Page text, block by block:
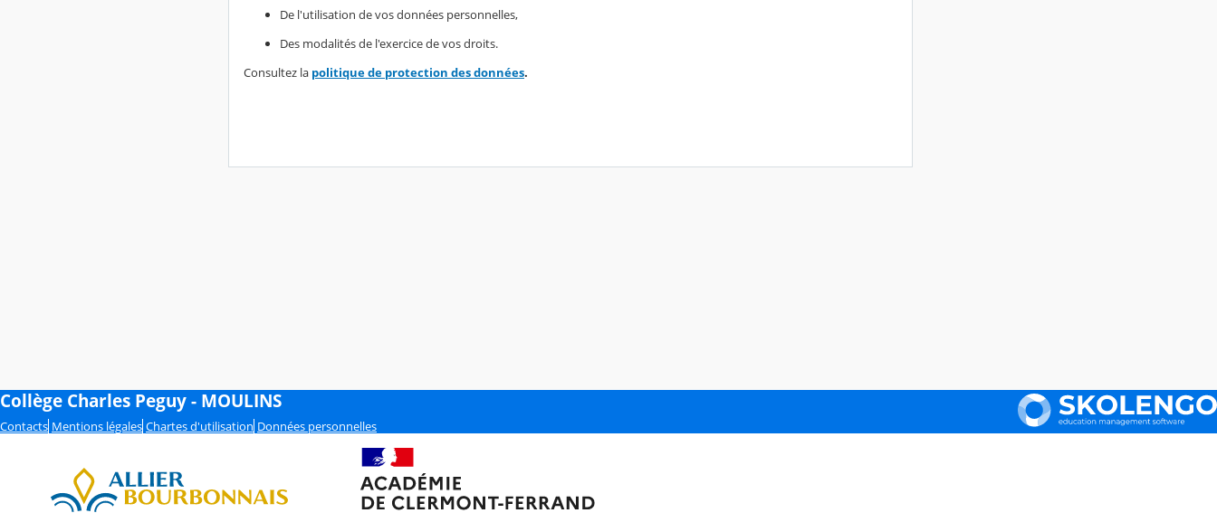
De l'utilisation de vos données personnelles,
Des modalités de l'exercice de vos droits.
Consultez la politique de protection des données.
Collège Charles Peguy - MOULINS
Contacts Mentions légales Chartes d'utilisation Données personnelles